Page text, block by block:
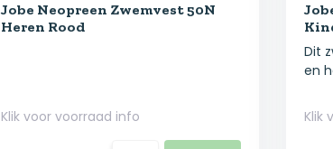
Jobe Neopreen Zwemvest 50N
Heren Rood
Klik voor voorraad info
Dit
en
Klik